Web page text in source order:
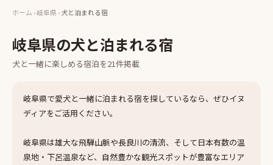
ホーム ›岐阜県›犬と泊まれる宿
岐阜県の犬と泊まれる宿
犬と一緒に楽しめる宿泊を21件掲載
岐阜県で愛犬と一緒に泊まれる宿を探しているなら、ぜひイヌ
ディアをご活用ください。
岐阜県は雄大な飛騨山脈や長良川の清流、そして日本有数の温
泉地・下呂温泉など、自然豊かな観光スポットが豊富なエリア